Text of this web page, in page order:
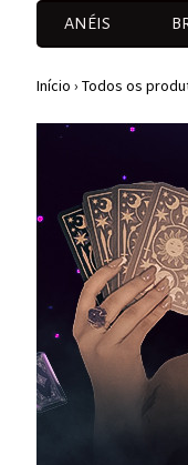
ANÉIS
Início › Todos os